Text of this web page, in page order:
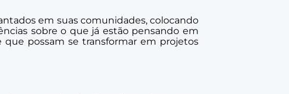
em suas comunidades, colocando
sobre o que já estão pensando em
que possam se transformar em projetos